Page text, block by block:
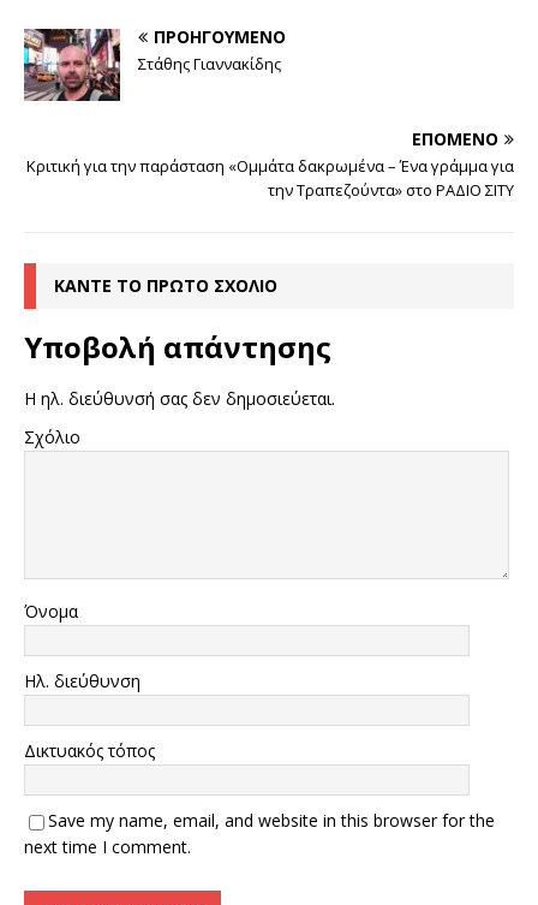
ΠΡΟΗΓΟΎΜΕΝΟ
Στάθης Γιαννακίδης
ΕΠΌΜΕΝΟ
Κριτική για την παράσταση «Ομμάτα δακρωμένα – Ένα γράμμα για
την Τραπεζούντα» στο ΡΑΔΙΟ ΣΙΤΥ
ΚΆΝΤΕ ΤΟ ΠΡΏΤΟ ΣΧΌΛΙΟ
Υποβολή απάντησης
Η ηλ. διεύθυνσή σας δεν δημοσιεύεται.
Σχόλιο
Όνομα
Ηλ. διεύθυνση
Δικτυακός τόπος
Save my name, email, and website in this browser for the
next time I comment.